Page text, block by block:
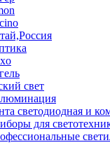
свет
светодиодная и
для